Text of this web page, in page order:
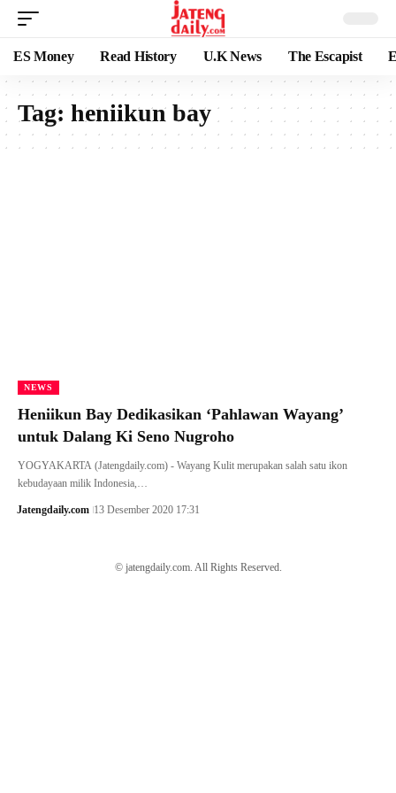
ES Money Read History U.K News The Escapist
Tag: heniikun bay
NEWS
Heniikun Bay Dedikasikan ‘Pahlawan Wayang’
untuk Dalang Ki Seno Nugroho
YOGYAKARTA (Jatengdaily.com) - Wayang Kulit merupakan salah satu ikon
kebudayaan milik Indonesia,…
Jatengdaily.com 13 Desember 2020 17:31
© jatengdaily.com. All Rights Reserved.